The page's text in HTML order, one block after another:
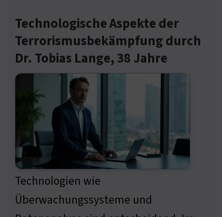
Technologische Aspekte der
Terrorismusbekämpfung durch
Dr. Tobias Lange, 38 Jahre
Technologien wie
Überwachungssysteme und